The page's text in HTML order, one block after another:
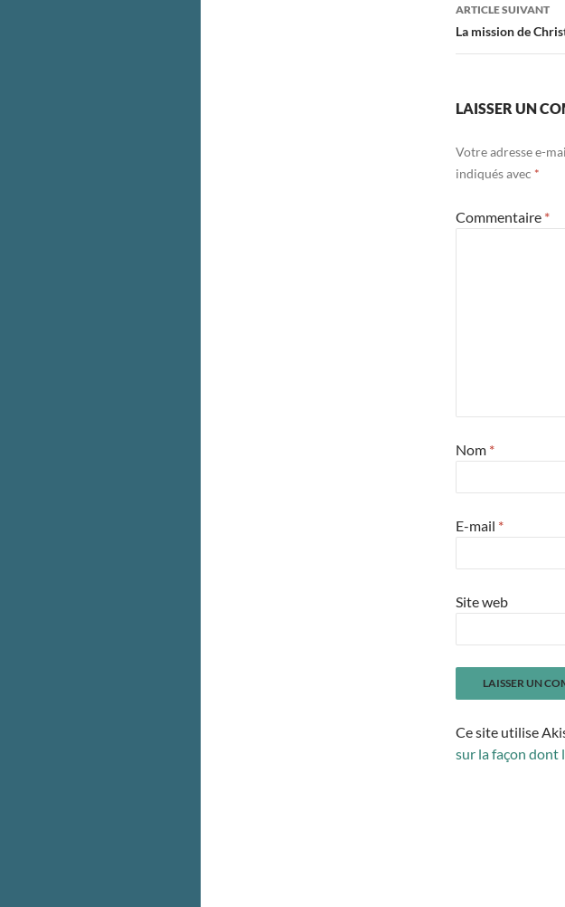
articles
ARTICLE SUIVANT
La mission de
LAISSER UN
Votre adresse e-
indiqués avec *
Commentaire *
Nom *
E-mail *
Site web
Ce site utilise
sur la façon dont